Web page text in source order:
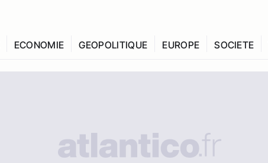
ECONOMIE GEOPOLITIQUE EUROPE SOCIETE